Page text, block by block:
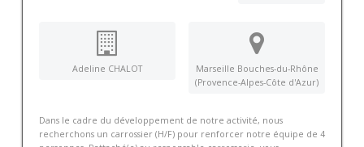
Adeline CHALOT
Marseille Bouches-du-Rhône
(Provence-Alpes-Côte d'Azur)
Dans le cadre du développement de notre activité, nous
recherchons un carrossier (H/F) pour renforcer notre équipe de 4